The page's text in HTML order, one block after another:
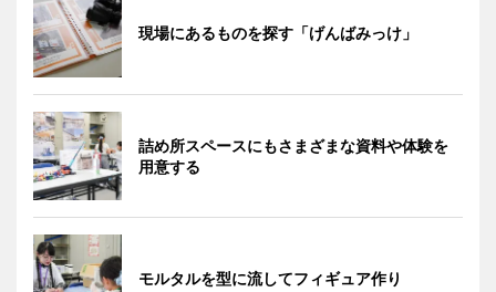
現場にあるものを探す「げんばみっけ」
詰め所スペースにもさまざまな資料や体験を
用意する
モルタルを型に流してフィギュア作り